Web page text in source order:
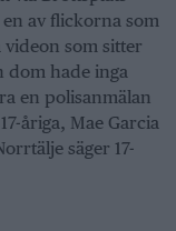
av flickorna som
som sitter
dom hade inga
en polisanmälan
åriga, Mae Garcia
säger 17-